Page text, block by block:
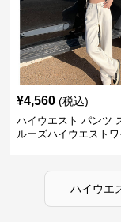
¥4,560 (税込)
ハイウエスト パンツ
ルーズハイウエスト
ハイウエ